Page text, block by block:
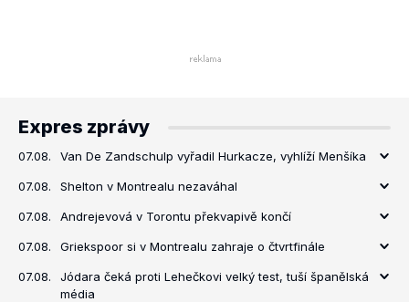
Expres zprávy
07.08. Van De Zandschulp vyřadil Hurkacze, vyhlíží Menšíka
07.08. Shelton v Montrealu nezaváhal
07.08. Andrejevová v Torontu překvapivě končí
07.08. Griekspoor si v Montrealu zahraje o čtvrtfinále
07.08.
Jódara čeká proti Lehečkovi velký test, tuší španělská
média